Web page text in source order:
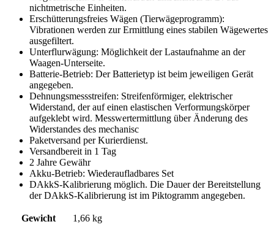
nichtmetrische Einheiten.
Erschütterungsfreies Wägen (Tierwägeprogramm):
Vibrationen werden zur Ermittlung eines stabilen Wägewertes
ausgefiltert.
Unterflurwägung: Möglichkeit der Lastaufnahme an der
Waagen-Unterseite.
Batterie-Betrieb: Der Batterietyp ist beim jeweiligen Gerät
angegeben.
Dehnungsmessstreifen: Streifenförmiger, elektrischer
Widerstand, der auf einen elastischen Verformungskörper
aufgeklebt wird. Messwertermittlung über Änderung des
Widerstandes des mechanisc
Paketversand per Kurierdienst.
Versandbereit in 1 Tag
2 Jahre Gewähr
Akku-Betrieb: Wiederaufladbares Set
DAkkS-Kalibrierung möglich. Die Dauer der Bereitstellung
der DAkkS-Kalibrierung ist im Piktogramm angegeben.
Gewicht
1,66 kg